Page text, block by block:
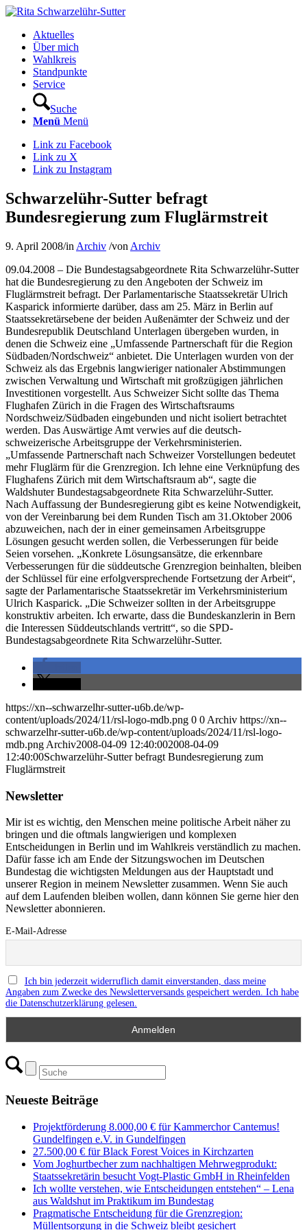
Aktuelles
Über mich
Wahlkreis
Standpunkte
Service
Suche
Menü Menü
Link zu Facebook
Link zu X
Link zu Instagram
Schwarzelühr-Sutter befragt
Bundesregierung zum Fluglärmstreit
9. April 2008/in Archiv /von Archiv
09.04.2008 – Die Bundestagsabgeordnete Rita Schwarzelühr-Sutter
hat die Bundesregierung zu den Angeboten der Schweiz im
Fluglärmstreit befragt. Der Parlamentarische Staatssekretär Ulrich
Kasparick informierte darüber, dass am 25. März in Berlin auf
Staatssekretärsebene der beiden Außenämter der Schweiz und der
Bundesrepublik Deutschland Unterlagen übergeben wurden, in
denen die Schweiz eine „Umfassende Partnerschaft für die Region
Südbaden/Nordschweiz“ anbietet. Die Unterlagen wurden von der
Schweiz als das Ergebnis langwieriger nationaler Abstimmungen
zwischen Verwaltung und Wirtschaft mit großzügigen jährlichen
Investitionen vorgestellt. Aus Schweizer Sicht sollte das Thema
Flughafen Zürich in die Fragen des Wirtschaftsraums
Nordschweiz/Südbaden eingebunden und nicht isoliert betrachtet
werden. Das Auswärtige Amt verwies auf die deutsch-
schweizerische Arbeitsgruppe der Verkehrsministerien.
„Umfassende Partnerschaft nach Schweizer Vorstellungen bedeutet
mehr Fluglärm für die Grenzregion. Ich lehne eine Verknüpfung des
Flughafens Zürich mit dem Wirtschaftsraum ab“, sagte die
Waldshuter Bundestagsabgeordnete Rita Schwarzelühr-Sutter.
Nach Auffassung der Bundesregierung gibt es keine Notwendigkeit,
von der Vereinbarung bei dem Runden Tisch am 31.Oktober 2006
abzuweichen, nach der in einer gemeinsamen Arbeitsgruppe
Lösungen gesucht werden sollen, die Verbesserungen für beide
Seien vorsehen. „Konkrete Lösungsansätze, die erkennbare
Verbesserungen für die süddeutsche Grenzregion beinhalten, bleiben
der Schlüssel für eine erfolgversprechende Fortsetzung der Arbeit“,
sagte der Parlamentarische Staatssekretär im Verkehrsministerium
Ulrich Kasparick. „Die Schweizer sollten in der Arbeitsgruppe
konstruktiv arbeiten. Ich erwarte, dass die Bundeskanzlerin in Bern
die Interessen Süddeutschlands vertritt“, so die SPD-
Bundestagsabgeordnete Rita Schwarzelühr-Sutter.
https://xn--schwarzelhr-sutter-u6b.de/wp-
content/uploads/2024/11/rsl-logo-mdb.png 0 0 Archiv https://xn--
schwarzelhr-sutter-u6b.de/wp-content/uploads/2024/11/rsl-logo-
mdb.png Archiv2008-04-09 12:40:002008-04-09
12:40:00Schwarzelühr-Sutter befragt Bundesregierung zum
Fluglärmstreit
Newsletter
Mir ist es wichtig, den Menschen meine politische Arbeit näher zu
bringen und die oftmals langwierigen und komplexen
Entscheidungen in Berlin und im Wahlkreis verständlich zu machen.
Dafür fasse ich am Ende der Sitzungswochen im Deutschen
Bundestag die wichtigsten Meldungen aus der Hauptstadt und
unserer Region in meinem Newsletter zusammen. Wenn Sie auch
auf dem Laufenden bleiben wollen, dann können Sie gerne hier den
Newsletter abonnieren.
E-Mail-Adresse
Ich bin jederzeit widerruflich damit einverstanden, dass meine
Angaben zum Zwecke des Newsletterversands gespeichert werden. Ich habe
die Datenschutzerklärung gelesen.
Neueste Beiträge
Projektförderung 8.000,00 € für Kammerchor Cantemus!
Gundelfingen e.V. in Gundelfingen
27.500,00 € für Black Forest Voices in Kirchzarten
Vom Joghurtbecher zum nachhaltigen Mehrwegprodukt:
Staatssekretärin besucht Vogt-Plastic GmbH in Rheinfelden
Ich wollte verstehen, wie Entscheidungen entstehen“ – Lena
aus Waldshut im Praktikum im Bundestag
Pragmatische Entscheidung für die Grenzregion:
Müllentsorgung in die Schweiz bleibt gesichert